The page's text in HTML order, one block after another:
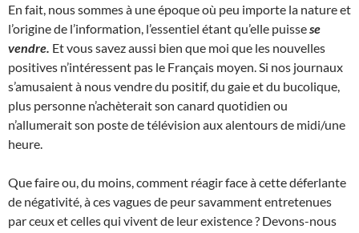
En fait, nous sommes à une époque où peu importe la nature et
l’origine de l’information, l’essentiel étant qu’elle puissese
vendre. Et vous savez aussi bien que moi que les nouvelles
positives n’intéressent pas le Français moyen. Si nos journaux
s’amusaient à nous vendre du positif, du gaie et du bucolique,
plus personne n’achèterait son canard quotidien ou
n’allumerait son poste de télévision aux alentours de midi/une
heure.
Que faire ou, du moins, comment réagir face à cette déferlante
de négativité, à ces vagues de peur savamment entretenues
par ceux et celles qui vivent de leur existence ? Devons-nous